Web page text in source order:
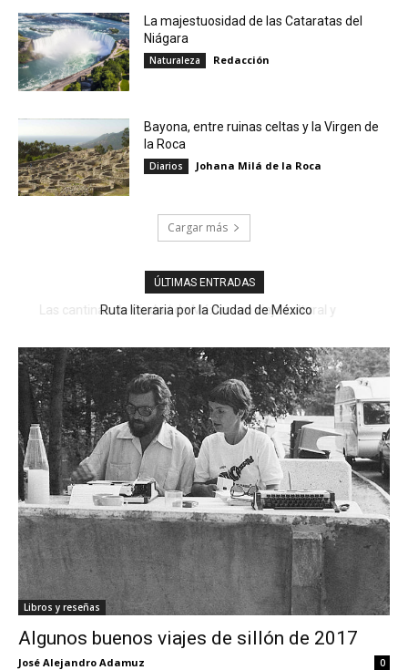
La majestuosidad de las Cataratas del
Niágara
Naturaleza Redacción
Bayona, entre ruinas celtas y la Virgen de
la Roca
Diarios Johana Milá de la Roca
Cargar más
ÚLTIMAS ENTRADAS
Ruta literaria por la Ciudad de México
Libros y reseñas
Algunos buenos viajes de sillón de 2017
José Alejandro Adamuz 0